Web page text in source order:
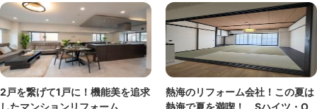
2戸を繋げて1戸に！機能美を追求
したマンションリフォーム
熱海のリフォーム会社！この夏は
熱海で夏を満喫！ Sハイツ・O